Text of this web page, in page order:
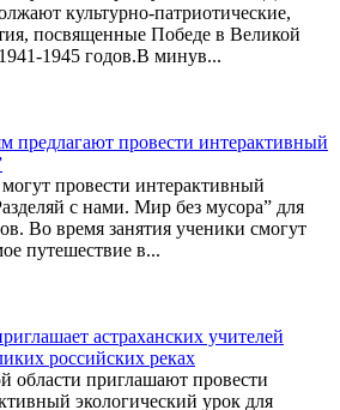
культурно-патриотические,
посвященные Победе в Великой
1945 годов.В минув...
предлагают провести интерактивный
провести интерактивный
с нами. Мир без мусора” для
Во время занятия ученики смогут
путешествие в...
астраханских учителей
российских реках
области приглашают провести
экологический урок для